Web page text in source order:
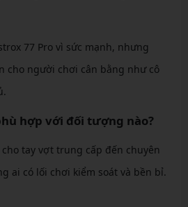
77 Pro vì sức mạnh, nhưng
cho người chơi cân bằng như cô
hợp với đối tượng nào?
tay vợt trung cấp đến chuyên
ai có lối chơi kiểm soát và bền bỉ.